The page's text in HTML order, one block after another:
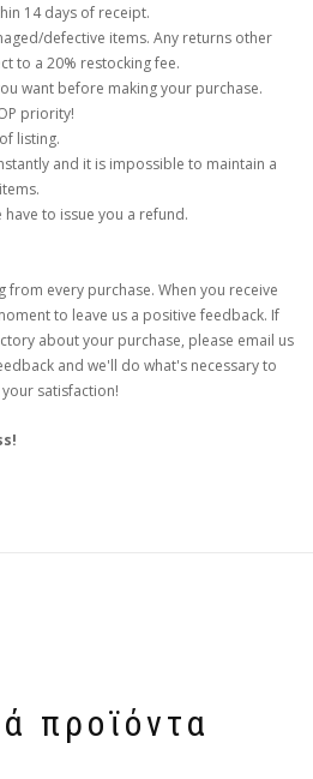
14 days of receipt.
defective items. Any returns other
to a 20% restocking fee.
want before making your purchase.
priority!
listing.
and it is impossible to maintain a
to issue you a refund.
from every purchase. When you receive
to leave us a positive feedback. If
about your purchase, please email us
and we'll do what's necessary to
satisfaction!
προϊόντα